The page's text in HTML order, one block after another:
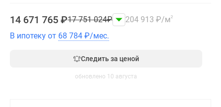
14 671 765 ₽17 751 024₽ 204 913 ₽/м2
В ипотеку от 68 784 ₽/мес.
Следить за ценой
обновлено 10 августа